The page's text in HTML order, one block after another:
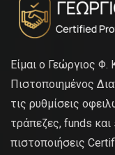
Είμαι ο Γεώργιος Φ.
Πιστοποιημένος
τις ρυθμίσεις
τράπεζες, funds
πιστοποιήσεις